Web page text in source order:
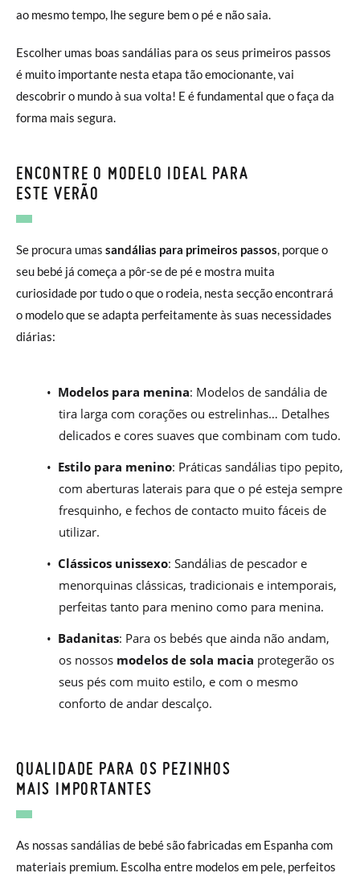
ao mesmo tempo, lhe segure bem o pé e não saia.
Escolher umas boas sandálias para os seus primeiros passos
é muito importante nesta etapa tão emocionante, vai
descobrir o mundo à sua volta! E é fundamental que o faça da
forma mais segura.
ENCONTRE O MODELO IDEAL PARA
ESTE VERÃO
Se procura umas sandálias para primeiros passos, porque o
seu bebé já começa a pôr-se de pé e mostra muita
curiosidade por tudo o que o rodeia, nesta secção encontrará
o modelo que se adapta perfeitamente às suas necessidades
diárias:
• Modelos para menina: Modelos de sandália de
tira larga com corações ou estrelinhas… Detalhes
delicados e cores suaves que combinam com tudo.
• Estilo para menino: Práticas sandálias tipo pepito,
com aberturas laterais para que o pé esteja sempre
fresquinho, e fechos de contacto muito fáceis de
utilizar.
• Clássicos unissexo: Sandálias de pescador e
menorquinas clássicas, tradicionais e intemporais,
perfeitas tanto para menino como para menina.
• Badanitas: Para os bebés que ainda não andam,
os nossos modelos de sola macia protegerão os
seus pés com muito estilo, e com o mesmo
conforto de andar descalço.
QUALIDADE PARA OS PEZINHOS
MAIS IMPORTANTES
As nossas sandálias de bebé são fabricadas em Espanha com
materiais premium. Escolha entre modelos em pele, perfeitos